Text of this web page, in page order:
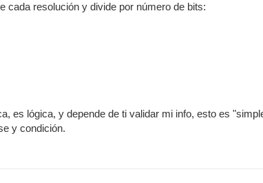
cada resolución y divide por número de bits:
es lógica, y depende de ti validar mi info, esto es
y condición.